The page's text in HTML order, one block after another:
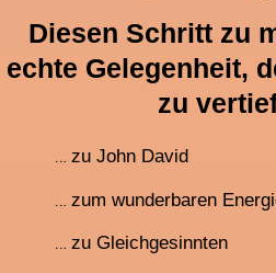
Diesen Schritt zu
echte Gelegenheit,
zu
… zu John David
… zum wunderbaren
… zu Gleichgesinnten